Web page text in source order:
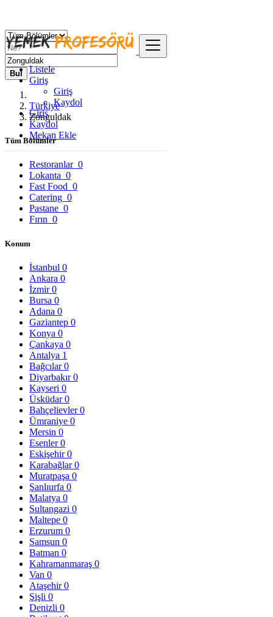
Listele
Giriş
Giriş
Kaydol
Giriş
Kaydol
Mekan Ekle
Bul
Türkiye
Zonguldak
Tüm Bölümler
Restoranlar 0
Lokanta 0
Fast Food 0
Catering 0
Pastane 0
Fırın 0
Konum
İstanbul 0
Ankara 0
İzmir0
Bursa 0
Adana 0
Gaziantep 0
Konya 0
Çankaya 0
Antalya 1
Bağcılar0
Diyarbakır0
Kayseri 0
Üsküdar0
Bahçelievler0
Ümraniye 0
Mersin 0
Esenler0
Eskişehir0
Karabağlar0
Muratpaşa 0
Şanlıurfa 0
Malatya 0
Sultangazi 0
Maltepe 0
Erzurum 0
Samsun 0
Batman 0
Kahramanmaraş 0
Van 0
Ataşehir0
Şişli 0
Denizli 0